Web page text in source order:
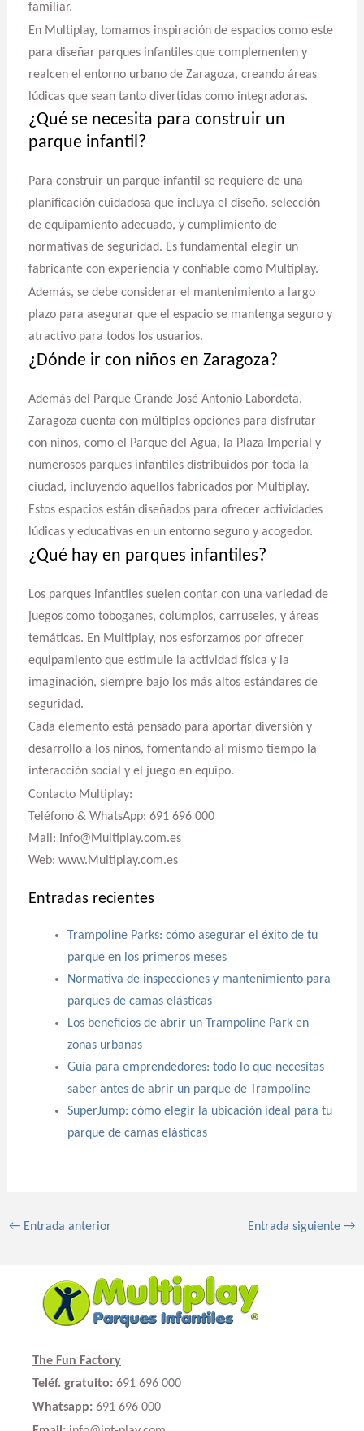
familiar.
En Multiplay, tomamos inspiración de espacios como este
para diseñar parques infantiles que complementen y
realcen el entorno urbano de Zaragoza, creando áreas
lúdicas que sean tanto divertidas como integradoras.
¿Qué se necesita para construir un
parque infantil?
Para construir un parque infantil se requiere de una
planificación cuidadosa que incluya el diseño, selección
de equipamiento adecuado, y cumplimiento de
normativas de seguridad. Es fundamental elegir un
fabricante con experiencia y confiable como Multiplay.
Además, se debe considerar el mantenimiento a largo
plazo para asegurar que el espacio se mantenga seguro y
atractivo para todos los usuarios.
¿Dónde ir con niños en Zaragoza?
Además del Parque Grande José Antonio Labordeta,
Zaragoza cuenta con múltiples opciones para disfrutar
con niños, como el Parque del Agua, la Plaza Imperial y
numerosos parques infantiles distribuidos por toda la
ciudad, incluyendo aquellos fabricados por Multiplay.
Estos espacios están diseñados para ofrecer actividades
lúdicas y educativas en un entorno seguro y acogedor.
¿Qué hay en parques infantiles?
Los parques infantiles suelen contar con una variedad de
juegos como toboganes, columpios, carruseles, y áreas
temáticas. En Multiplay, nos esforzamos por ofrecer
equipamiento que estimule la actividad física y la
imaginación, siempre bajo los más altos estándares de
seguridad.
Cada elemento está pensado para aportar diversión y
desarrollo a los niños, fomentando al mismo tiempo la
interacción social y el juego en equipo.
Contacto Multiplay:
Teléfono & WhatsApp: 691 696 000
Mail: Info@Multiplay.com.es
Web: www.Multiplay.com.es
Entradas recientes
Trampoline Parks: cómo asegurar el éxito de tu
parque en los primeros meses
Normativa de inspecciones y mantenimiento para
parques de camas elásticas
Los beneficios de abrir un Trampoline Park en
zonas urbanas
Guía para emprendedores: todo lo que necesitas
saber antes de abrir un parque de Trampoline
SuperJump: cómo elegir la ubicación ideal para tu
parque de camas elásticas
←Entrada anterior Entrada siguiente→
The Fun Factory
Teléf. gratuito: 691 696 000
Whatsapp: 691 696 000